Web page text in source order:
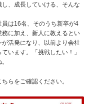
、成長していける、そんな
は16名、そのうち新卒が4
に加え、新人に教えるとい
活発になり、以前より会社
います。「挑戦したい！」
らをご確認ください。